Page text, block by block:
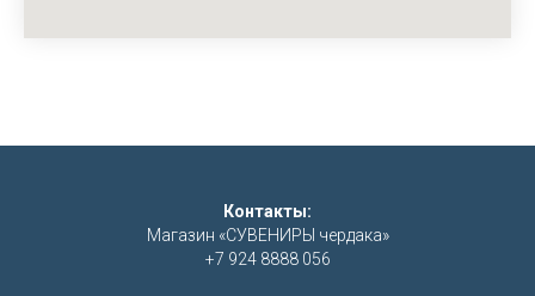
Контакты:
Магазин «СУВЕНИРЫ чердака»
+7 924 8888 056